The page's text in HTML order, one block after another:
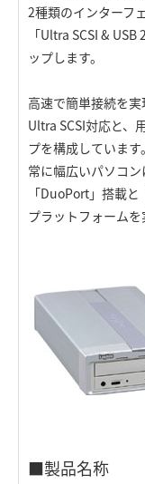
2種類のインターフ
「Ultra SCSI &
ップします。
高速で簡単接続を
Ultra SCSI対応と、
プを構成していま
常に幅広いパソコ
「DuoPort」搭載
プラットフォーム
■製品名称 ：